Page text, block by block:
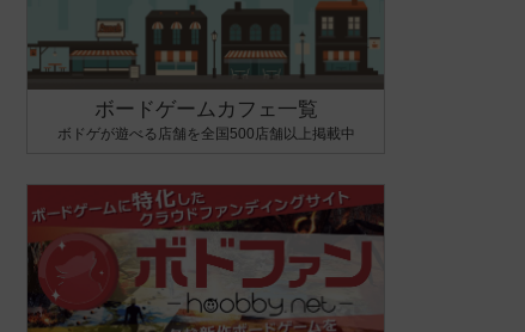
ボードゲームカフェ一覧
ボドゲが遊べる店舗を全国500店舗以上掲載中